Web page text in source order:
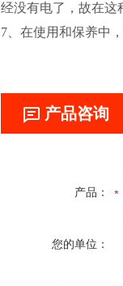
经没有电了，故在这
7、在使用和保养中
产品咨询
产品：
您的单位：